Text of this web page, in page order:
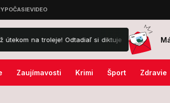
Odtadiaľ si diktuje podmienky Nasadzuje
Zaujímavosti Krimi Šport Zdravie